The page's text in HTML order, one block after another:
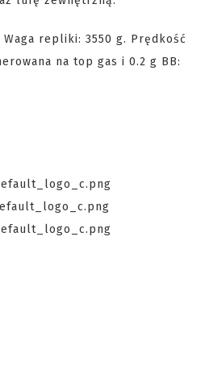
repliki: 3550 g. Prędkość
na top gas i 0.2 g BB: